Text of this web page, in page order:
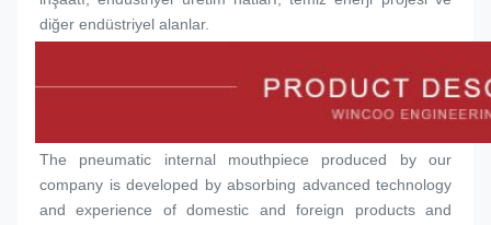
diğer endüstriyel alanlar.
The pneumatic internal mouthpiece produced by our
company is developed by absorbing advanced technology
and experience of domestic and foreign products and